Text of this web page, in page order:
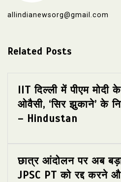
allindianewsorg@gmail.com
Related Posts
IIT दिल्ली में पीएम
ओवैसी, ‘सिर झुकाने’ के
– Hindustan
छात्र आंदोलन पर अब
JPSC PT को रद्द करने